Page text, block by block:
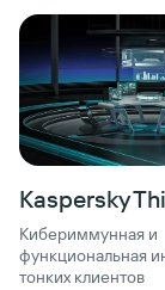
Kaspersky
Кибериммунная и
функциональная
тонких клиентов